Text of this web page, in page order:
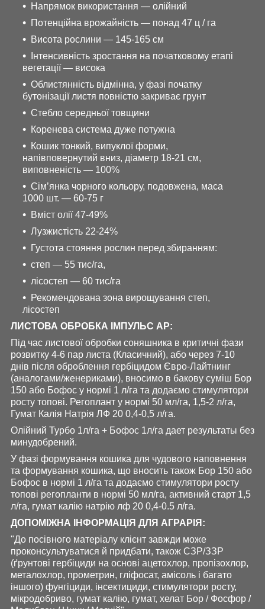
Напрямок використання — олійний
Потенційна врожайність — понад 47 ц / га
Висота рослини — 145-165 см
Інтенсивність зростання на початковому етапі
вегетації — висока
Облистянність відмінна, у фазі початку
бутонізації листя повністю закриває грунт
Стебло середньої товщини
Коренева система дуже потужна
Кошик тонкий, випуклої форми,
напівповернутий вниз, діаметр 18-21 см,
виповненість — 100%
Сім’янка чорного кольору, подовжена, маса
1000 шт. — 60-75 г
Вміст олії 47-49%
Лузжистість 22-24%
Густота стояння рослин перед збиранням:
степ — 55 тис/га,
лісостеп — 60 тис/га
Рекомендована зона вирощування степ,
лісостеп
ЛИСТОВА ОБРОБКА ІМПУЛЬС АР:
Під час листової обробки соняшника в критичні фази
розвитку 4-6 пар листа (Класичний), або через 7-10
днів після оброблення гербіцидом Євро-Лайтнинг
(аналогами/женериками), вносимо в бакову суміш Бор
150 або Бофос у нормі 1 л/га та додаємо стимулятори
росту топові. Регоплант у нормі 50 мл/га, 1,5-2 л/га,
Гумат Калія Натрія ЛФ 20 0,4-0,5 л/га.
Олійний Турбо 1л/га + Бофос 1л/га дает результаты без
минудобрений.
У фазі формування кошика для чудового наповнення
та формування кошика, що вносить також Бор 150 або
Бофос в нормі 1 л/га та додаємо стимулятори росту
топові регопланти в нормі 50 мл/га, активний старт 1,5
л/га, гумат калію натрію лф 20 0,4-0.5 л/га.
ДОПОМІЖНА ІНФОРМАЦІЯ ДЛЯ АГРАРІЯ:
"До посівного матеріалу клієнт завжди може
проконсультуватися й придбати, також СЗР/ЗЗР
(ґрунтові гербіциди на основі ацетохлор, пропізохлор,
металохлор, прометрин, гліфосат, амісоль і багато
іншого) фунгіциди, інсектициди, стимулятори росту,
мікродобриво, гумат калію, гумат, хелат Бор / Фосфор /